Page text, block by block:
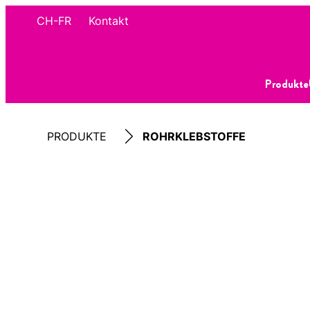
CH-FR Kontakt
Produkte
PRODUKTE ROHRKLEBSTOFFE